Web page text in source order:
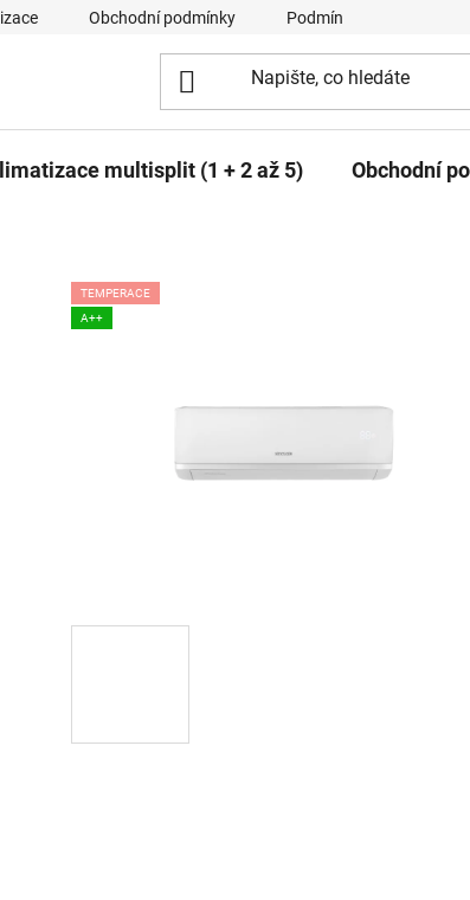
Obchodní podmínky Podmínky ochrany
multisplit (1 + 2 až 5) Obchodní
TEMPERACE
A++